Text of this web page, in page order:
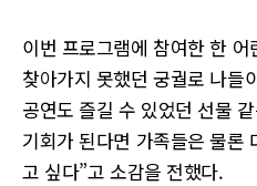
이번 프로그램에 참여한 한
찾아가지 못했던 궁궐로 나들
공연도 즐길 수 있었던 선물
기회가 된다면 가족들은 물론
고 싶다”고 소감을 전했다.